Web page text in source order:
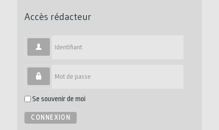
Accès rédacteur
Identifiant
Mot de passe
Se souvenir de moi
CONNEXION